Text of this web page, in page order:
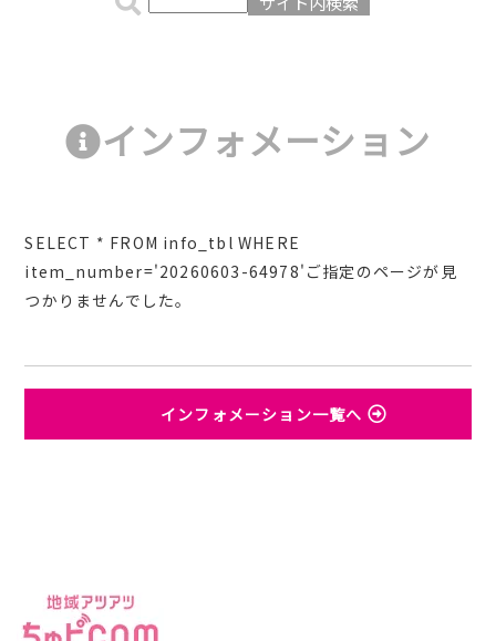
インフォメーション
SELECT * FROM info_tbl WHERE
item_number='20260603-64978'ご指定のページが見
つかりませんでした。
インフォメーション一覧へ